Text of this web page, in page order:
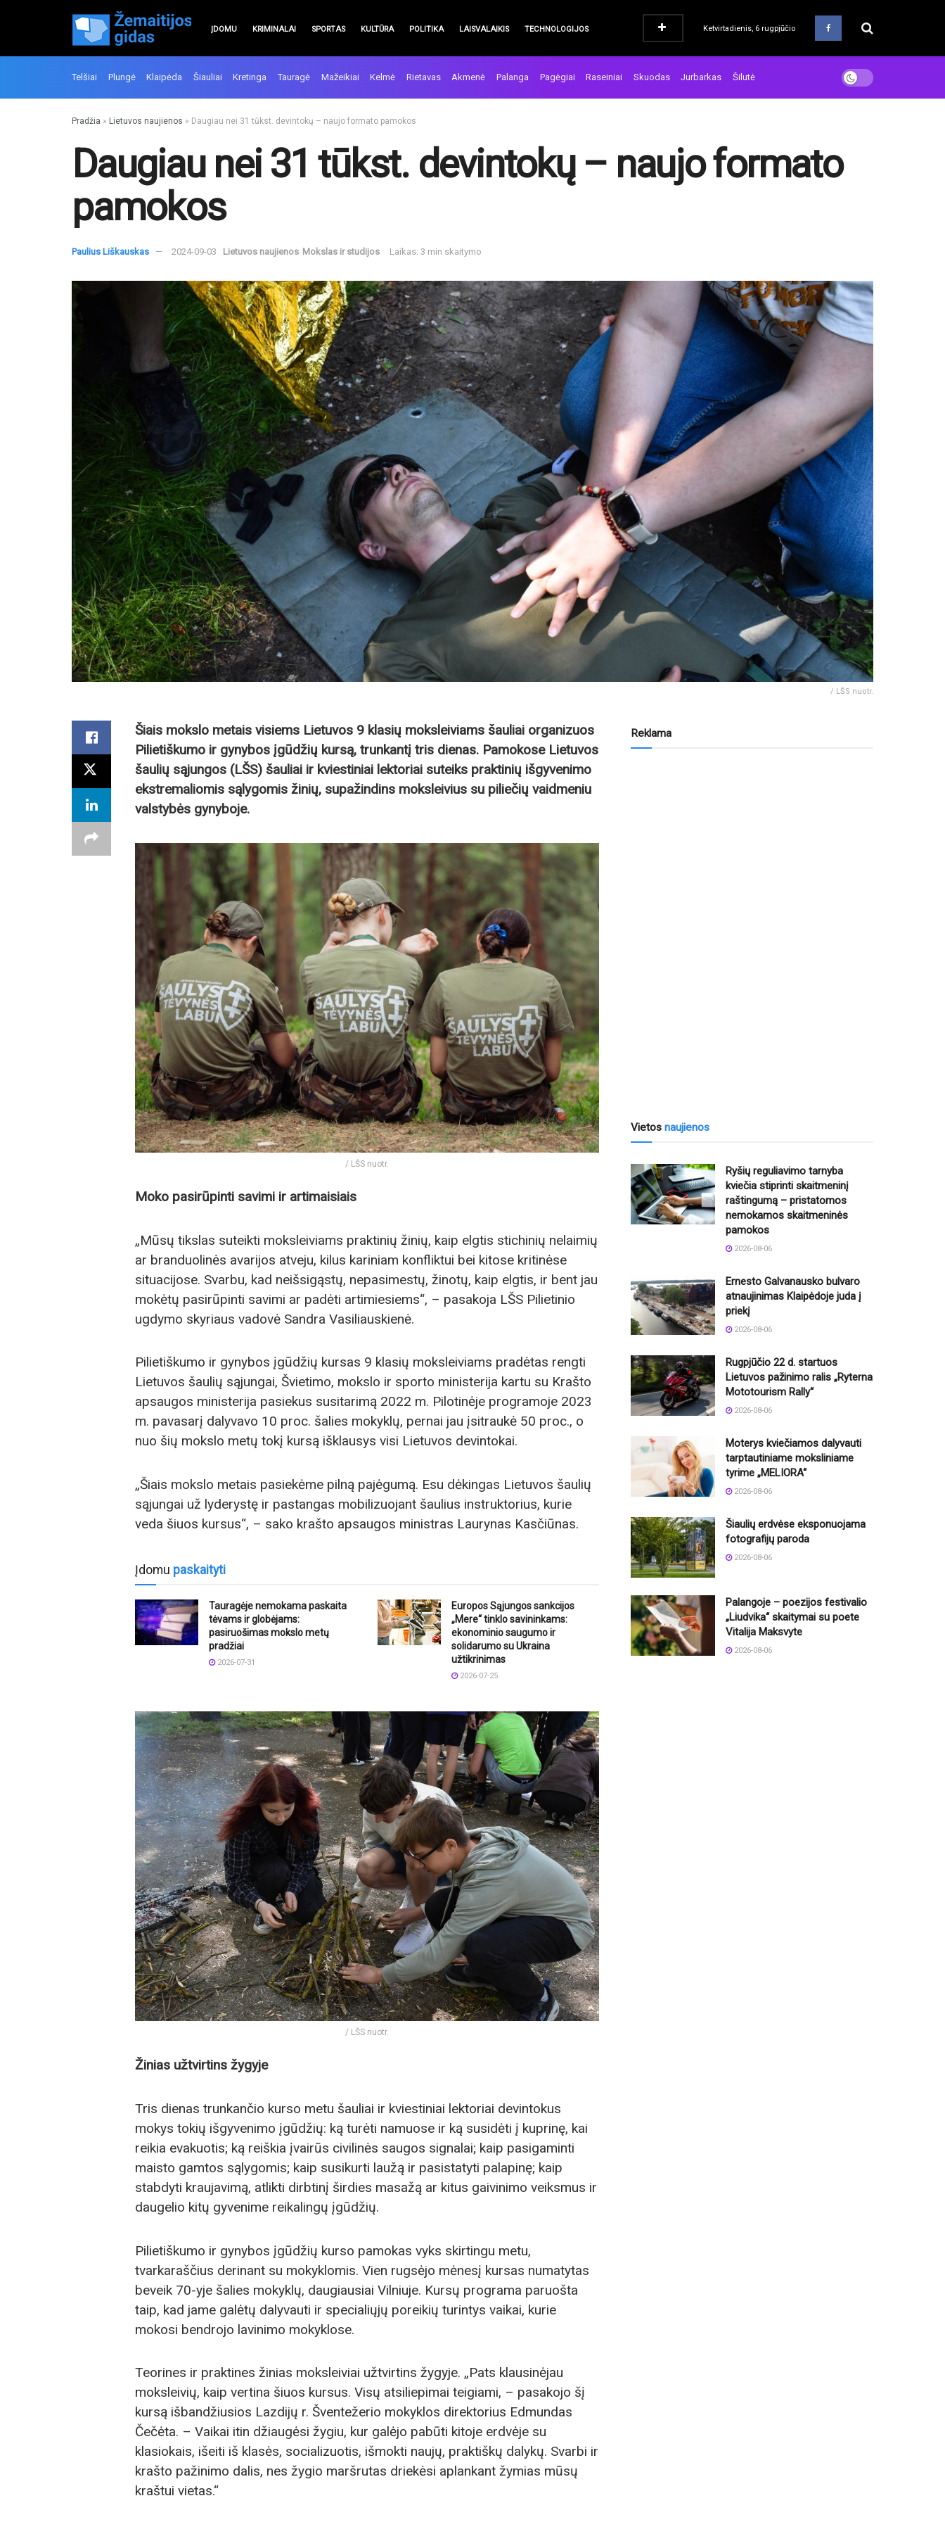
ĮDOMU KRIMINALAI SPORTAS KULTŪRA POLITIKA LAISVALAIKIS TECHNOLOGIJOS Ketvirtadienis, 6 rugpjūčio
Telšiai Plungė Klaipėda Šiauliai Kretinga Tauragė Mažeikiai Kelmė Rietavas Akmenė Palanga Pagėgiai Raseiniai Skuodas Jurbarkas Šilutė
Pradžia » Lietuvos naujienos » Daugiau nei 31 tūkst. devintokų – naujo formato pamokos
Daugiau nei 31 tūkst. devintokų – naujo formato
pamokos
Paulius Liškauskas 2024-09-03 Lietuvos naujienos Mokslas ir studijos Laikas: 3 min skaitymo
/ LŠS nuotr.
Šiais mokslo metais visiems Lietuvos 9 klasių moksleiviams šauliai organizuos
Pilietiškumo ir gynybos įgūdžių kursą, trunkantį tris dienas. Pamokose Lietuvos
šaulių sąjungos (LŠS) šauliai ir kviestiniai lektoriai suteiks praktinių išgyvenimo
ekstremaliomis sąlygomis žinių, supažindins moksleivius su piliečių vaidmeniu
valstybės gynyboje.
/ LŠS nuotr.
Moko pasirūpinti savimi ir artimaisiais
„Mūsų tikslas suteikti moksleiviams praktinių žinių, kaip elgtis stichinių nelaimių
ar branduolinės avarijos atveju, kilus kariniam konfliktui bei kitose kritinėse
situacijose. Svarbu, kad neišsigąstų, nepasimestų, žinotų, kaip elgtis, ir bent jau
mokėtų pasirūpinti savimi ar padėti artimiesiems“, – pasakoja LŠS Pilietinio
ugdymo skyriaus vadovė Sandra Vasiliauskienė.
Pilietiškumo ir gynybos įgūdžių kursas 9 klasių moksleiviams pradėtas rengti
Lietuvos šaulių sąjungai, Švietimo, mokslo ir sporto ministerija kartu su Krašto
apsaugos ministerija pasiekus susitarimą 2022 m. Pilotinėje programoje 2023
m. pavasarį dalyvavo 10 proc. šalies mokyklų, pernai jau įsitraukė 50 proc., o
nuo šių mokslo metų tokį kursą išklausys visi Lietuvos devintokai.
„Šiais mokslo metais pasiekėme pilną pajėgumą. Esu dėkingas Lietuvos šaulių
sąjungai už lyderystę ir pastangas mobilizuojant šaulius instruktorius, kurie
veda šiuos kursus“, – sako krašto apsaugos ministras Laurynas Kasčiūnas.
Įdomu paskaityti
Tauragėje nemokama paskaita
tėvams ir globėjams:
pasiruošimas mokslo metų
pradžiai
2026-07-31
Europos Sąjungos sankcijos
„Mere“ tinklo savininkams:
ekonominio saugumo ir
solidarumo su Ukraina
užtikrinimas
2026-07-25
/ LŠS nuotr.
Žinias užtvirtins žygyje
Tris dienas trunkančio kurso metu šauliai ir kviestiniai lektoriai devintokus
mokys tokių išgyvenimo įgūdžių: ką turėti namuose ir ką susidėti į kuprinę, kai
reikia evakuotis; ką reiškia įvairūs civilinės saugos signalai; kaip pasigaminti
maisto gamtos sąlygomis; kaip susikurti laužą ir pasistatyti palapinę; kaip
stabdyti kraujavimą, atlikti dirbtinį širdies masažą ar kitus gaivinimo veiksmus ir
daugelio kitų gyvenime reikalingų įgūdžių.
Pilietiškumo ir gynybos įgūdžių kurso pamokas vyks skirtingu metu,
tvarkaraščius derinant su mokyklomis. Vien rugsėjo mėnesį kursas numatytas
beveik 70-yje šalies mokyklų, daugiausiai Vilniuje. Kursų programa paruošta
taip, kad jame galėtų dalyvauti ir specialiųjų poreikių turintys vaikai, kurie
mokosi bendrojo lavinimo mokyklose.
Teorines ir praktines žinias moksleiviai užtvirtins žygyje. „Pats klausinėjau
moksleivių, kaip vertina šiuos kursus. Visų atsiliepimai teigiami, – pasakojo šį
kursą išbandžiusios Lazdijų r. Šventežerio mokyklos direktorius Edmundas
Čečėta. – Vaikai itin džiaugėsi žygiu, kur galėjo pabūti kitoje erdvėje su
klasiokais, išeiti iš klasės, socializuotis, išmokti naujų, praktiškų dalykų. Svarbi ir
krašto pažinimo dalis, nes žygio maršrutas driekėsi aplankant žymias mūsų
kraštui vietas.“
Reklama
Vietos naujienos
Ryšių reguliavimo tarnyba
kviečia stiprinti skaitmeninį
raštingumą – pristatomos
nemokamos skaitmeninės
pamokos
2026-08-06
Ernesto Galvanausko bulvaro
atnaujinimas Klaipėdoje juda į
priekį
2026-08-06
Rugpjūčio 22 d. startuos
Lietuvos pažinimo ralis „Ryterna
Mototourism Rally“
2026-08-06
Moterys kviečiamos dalyvauti
tarptautiniame moksliniame
tyrime „MELIORA“
2026-08-06
Šiaulių erdvėse eksponuojama
fotografijų paroda
2026-08-06
Palangoje – poezijos festivalio
„Liudvika“ skaitymai su poete
Vitalija Maksvyte
2026-08-06